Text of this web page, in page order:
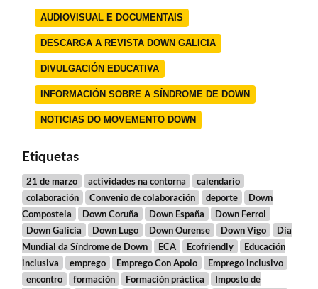
AUDIOVISUAL E DOCUMENTAIS
DESCARGA A REVISTA DOWN GALICIA
DIVULGACIÓN EDUCATIVA
INFORMACIÓN SOBRE A SÍNDROME DE DOWN
NOTICIAS DO MOVEMENTO DOWN
Etiquetas
21 de marzo actividades na contorna
calendario
colaboración
Convenio de colaboración deporte
Down
Compostela
Down Coruña Down España
Down Ferrol
Down Galicia
Down Lugo Down Ourense Down Vigo
Día
Mundial da Síndrome de Down
ECA Ecofriendly
Educación
inclusiva
emprego Emprego Con Apoio
Emprego inclusivo
encontro
formación Formación práctica
Imposto de